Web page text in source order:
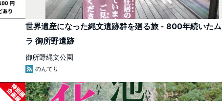
世界遺産になった縄文遺跡群を廻る旅 - 800年続いたム
ラ 御所野遺跡
御所野縄文公園
のんてり